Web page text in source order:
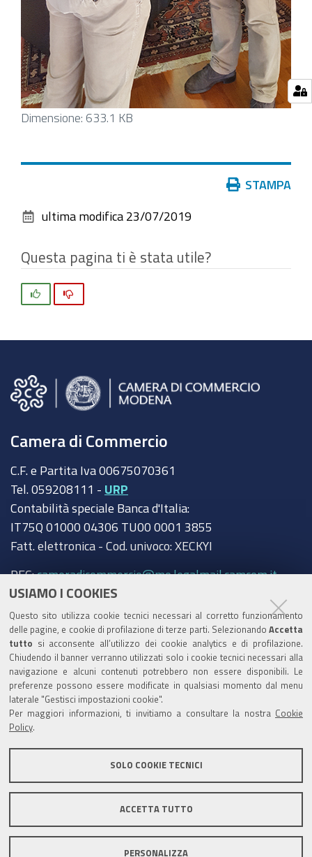
USIAMO I COOKIES
Questo sito utilizza cookie tecnici necessari al corretto funzionamento
delle pagine, e cookie di profilazione di terze parti. Selezionando Accetta
tutto si acconsente all’utilizzo dei cookie analytics e di profilazione.
Chiudendo il banner verranno utilizzati solo i cookie tecnici necessari alla
navigazione e alcuni contenuti potrebbero non essere disponibili. Le
preferenze possono essere modificate in qualsiasi momento dal menu
laterale "Gestisci impostazioni cookie".
Per maggiori informazioni, ti invitiamo a consultare la nostra Cookie
Policy
SOLO COOKIE TECNICI
ACCETTA TUTTO
PERSONALIZZA
Clicca
dimensioni
Dimensione: 633.1 KB
documento
STAMPA
ultima modifica 23/07/2019
Questa pagina ti è stata utile?
Camera di Commercio
C.F. e Partita Iva 00675070361
Tel. 059208111 - URP
Contabilità speciale Banca d'Italia:
IT75Q 01000 04306 TU00 0001 3855
Fatt. elettronica - Cod. univoco: XECKYI
PEC:cameradicommercio@mo.legalmail.camcom.it
Amministrazione trasparente
Albo Camerale
Pubblicità Legale
Area riservata Amministratori
Informativa generale
Informative privacy
Accessibilità
Note legali